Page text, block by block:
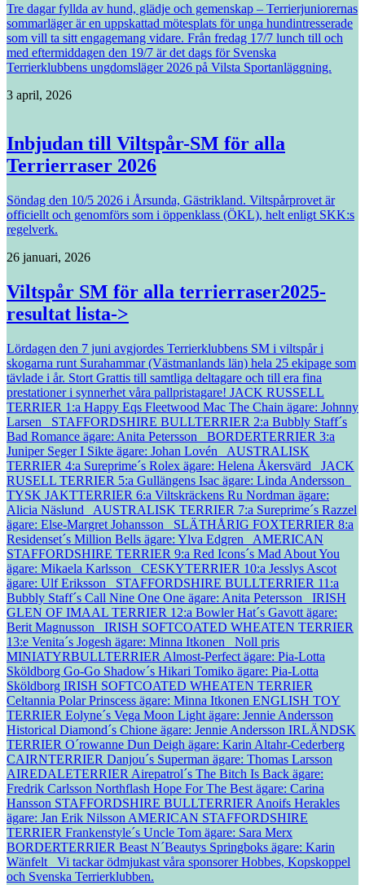
Tre dagar fyllda av hund, glädje och gemenskap – Terrierjuniorernas
sommarläger är en uppskattad mötesplats för unga hundintresserade
som vill ta sitt engagemang vidare. Från fredag 17/7 lunch till och
med eftermiddagen den 19/7 är det dags för Svenska
Terrierklubbens ungdomsläger 2026 på Vilsta Sportanläggning.
3 april, 2026
Inbjudan till Viltspår-SM för alla
Terrierraser 2026
Söndag den 10/5 2026 i Årsunda, Gästrikland. Viltspårprovet är
officiellt och genomförs som i öppenklass (ÖKL), helt enligt SKK:s
regelverk.
26 januari, 2026
Viltspår SM för alla terrierraser2025-
resultat lista->
Lördagen den 7 juni avgjordes Terrierklubbens SM i viltspår i
skogarna runt Surahammar (Västmanlands län) hela 25 ekipage som
tävlade i år. Stort Grattis till samtliga deltagare och till era fina
prestationer i synnerhet våra pallpristagare! JACK RUSSELL
TERRIER 1:a Happy Eqs Fleetwood Mac The Chain ägare: Johnny
Larsen STAFFORDSHIRE BULLTERRIER 2:a Bubbly Staff´s
Bad Romance ägare: Anita Petersson BORDERTERRIER 3:a
Juniper Seger I Sikte ägare: Johan Lovén AUSTRALISK
TERRIER 4:a Sureprime´s Rolex ägare: Helena Åkersvärd JACK
RUSELL TERRIER 5:a Gullängens Isac ägare: Linda Andersson
TYSK JAKTTERRIER 6:a Viltskräckens Ru Nordman ägare:
Alicia Näslund AUSTRALISK TERRIER 7:a Sureprime´s Razzel
ägare: Else-Margret Johansson SLÄTHÅRIG FOXTERRIER 8:a
Residenset´s Million Bells ägare: Ylva Edgren AMERICAN
STAFFORDSHIRE TERRIER 9:a Red Icons´s Mad About You
ägare: Mikaela Karlsson CESKYTERRIER 10:a Jesslys Ascot
ägare: Ulf Eriksson STAFFORDSHIRE BULLTERRIER 11:a
Bubbly Staff´s Call Nine One One ägare: Anita Petersson IRISH
GLEN OF IMAAL TERRIER 12:a Bowler Hat´s Gavott ägare:
Berit Magnusson IRISH SOFTCOATED WHEATEN TERRIER
13:e Venita´s Jogesh ägare: Minna Itkonen Noll pris
MINIATYRBULLTERRIER Almost-Perfect ägare: Pia-Lotta
Sköldborg Go-Go Shadow´s Hikari Tomiko ägare: Pia-Lotta
Sköldborg IRISH SOFTCOATED WHEATEN TERRIER
Celtannia Polar Prinscess ägare: Minna Itkonen ENGLISH TOY
TERRIER Eolyne´s Vega Moon Light ägare: Jennie Andersson
Historical Diamond´s Chione ägare: Jennie Andersson IRLÄNDSK
TERRIER O´rowanne Dun Deigh ägare: Karin Altahr-Cederberg
CAIRNTERRIER Danjou´s Superman ägare: Thomas Larsson
AIREDALETERRIER Airepatrol´s The Bitch Is Back ägare:
Fredrik Carlsson Northflash Hope For The Best ägare: Carina
Hansson STAFFORDSHIRE BULLTERRIER Anoifs Herakles
ägare: Jan Erik Nilsson AMERICAN STAFFORDSHIRE
TERRIER Frankenstyle´s Uncle Tom ägare: Sara Merx
BORDERTERRIER Beast N´Beautys Springboks ägare: Karin
Wänfelt Vi tackar ödmjukast våra sponsorer Hobbes, Kopskoppel
och Svenska Terrierklubben.